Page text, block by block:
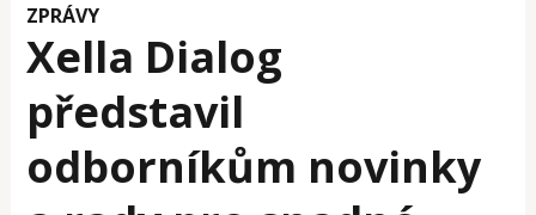
ZPRÁVY
Xella Dialog
představil
odborníkům novinky